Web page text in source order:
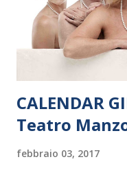
volta. L’orchestra,
da un prestigioso
CALENDAR
Teatro
febbraio 03, 2017